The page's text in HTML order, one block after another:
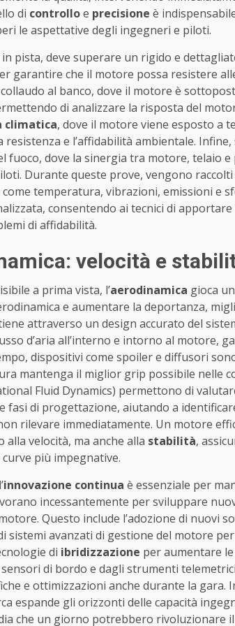
di controlloe precisione è
le aspettative degli ingegneri e piloti.
pista, deve superare un rigido e
garantire che il motore possa resistere
al banco, dove il motore è
di analizzare la risposta del
climatica, dove il motore viene esposto a
e l’affidabilità ambientale. Infine,
fuoco, dove la sinergia tra motore, telaio e
Durante queste prove, vengono
temperatura, vibrazioni, emissioni e
consentendo ai tecnici di
di affidabilità.
velocità e
a prima vista, l’aerodinamica gioca
e aumentare la deportanza,
attraverso un design accurato del
d’aria all’interno e intorno al motore,
dispositivi come spoiler e diffusori
mantenga il miglior grip possibile nelle
Fluid Dynamics) permettono di
di progettazione, aiutando a
rilevare immediatamente. Un motore
velocità, ma anche alla stabilità,
più impegnative.
innovazione continua è essenziale per
incessantemente per sviluppare
Questo include l’adozione di nuovi
sistemi avanzati di gestione del motore
di ibridizzazione per aumentare
di bordo e dagli strumenti
e ottimizzazioni anche durante la gara.
espande gli orizzonti delle capacità
che un giorno potrebbero rivoluzionare